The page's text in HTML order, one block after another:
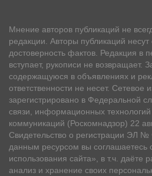
Мнение авторов публикаций не
редакции. Авторы публикаций несут
достоверность фактов. Редакция в
вступает, рукописи не возвращает.
содержащуюся в объявлениях и
ответственности не несет. Сетевое
зарегистрировано в Федеральной
связи, информационных
коммуникаций (Роскомнадзор) 22
Свидетельство о регистрации ЭЛ
данным ресурсом вы соглашаетесь
использования сайта», в т.ч. даёте
анализ и хранение своих